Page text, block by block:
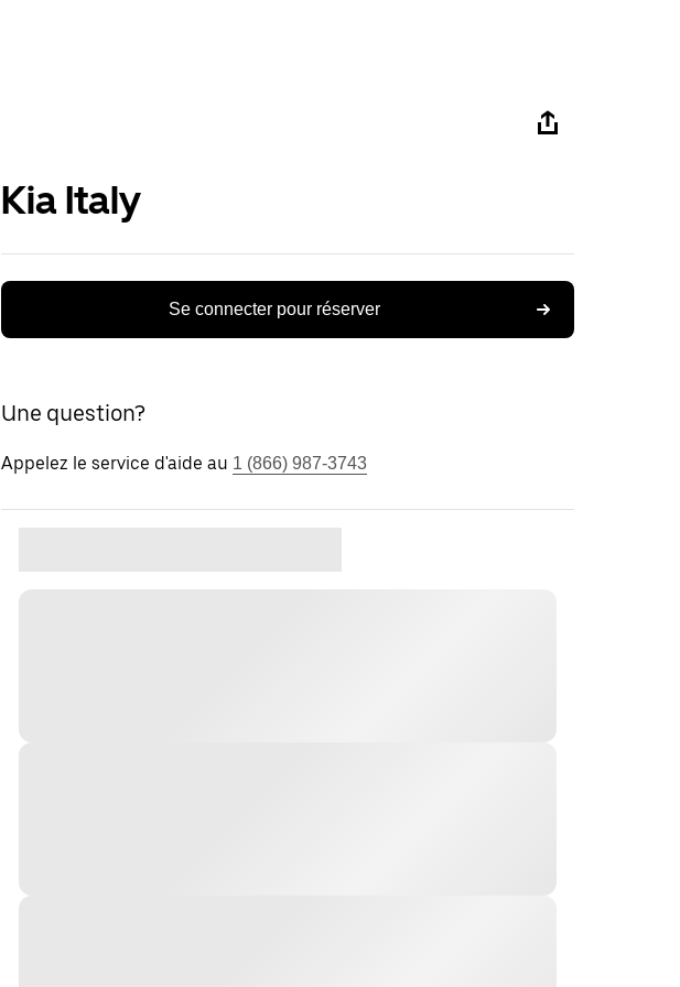
Kia Italy
Se connecter pour réserver
Une question?
Appelez le service d'aide au 1 (866) 987-3743